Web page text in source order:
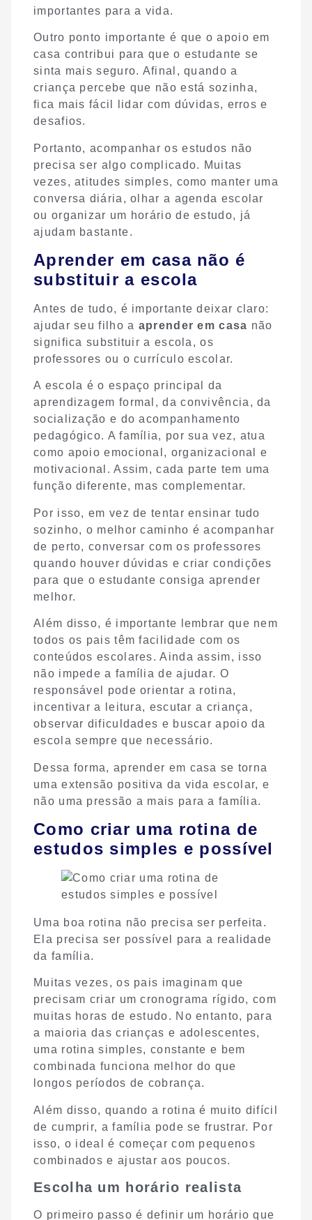
importantes para a vida.
Outro ponto importante é que o apoio em
casa contribui para que o estudante se
sinta mais seguro. Afinal, quando a
criança percebe que não está sozinha,
fica mais fácil lidar com dúvidas, erros e
desafios.
Portanto, acompanhar os estudos não
precisa ser algo complicado. Muitas
vezes, atitudes simples, como manter uma
conversa diária, olhar a agenda escolar
ou organizar um horário de estudo, já
ajudam bastante.
Aprender em casa não é
substituir a escola
Antes de tudo, é importante deixar claro:
ajudar seu filho a aprender em casa não
significa substituir a escola, os
professores ou o currículo escolar.
A escola é o espaço principal da
aprendizagem formal, da convivência, da
socialização e do acompanhamento
pedagógico. A família, por sua vez, atua
como apoio emocional, organizacional e
motivacional. Assim, cada parte tem uma
função diferente, mas complementar.
Por isso, em vez de tentar ensinar tudo
sozinho, o melhor caminho é acompanhar
de perto, conversar com os professores
quando houver dúvidas e criar condições
para que o estudante consiga aprender
melhor.
Além disso, é importante lembrar que nem
todos os pais têm facilidade com os
conteúdos escolares. Ainda assim, isso
não impede a família de ajudar. O
responsável pode orientar a rotina,
incentivar a leitura, escutar a criança,
observar dificuldades e buscar apoio da
escola sempre que necessário.
Dessa forma, aprender em casa se torna
uma extensão positiva da vida escolar, e
não uma pressão a mais para a família.
Como criar uma rotina de
estudos simples e possível
Uma boa rotina não precisa ser perfeita.
Ela precisa ser possível para a realidade
da família.
Muitas vezes, os pais imaginam que
precisam criar um cronograma rígido, com
muitas horas de estudo. No entanto, para
a maioria das crianças e adolescentes,
uma rotina simples, constante e bem
combinada funciona melhor do que
longos períodos de cobrança.
Além disso, quando a rotina é muito difícil
de cumprir, a família pode se frustrar. Por
isso, o ideal é começar com pequenos
combinados e ajustar aos poucos.
Escolha um horário realista
O primeiro passo é definir um horário que